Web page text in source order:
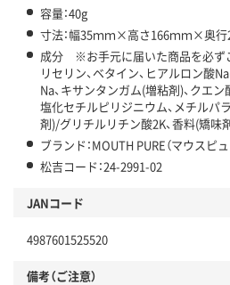
容量：40g
寸法：幅35ｍｍ×高さ166ｍｍ×奥行
成分 ※お手元に届いた商品を必ず
リセリン、ベタイン、ヒアルロン酸
Na、キサンタンガム(増粘剤)、クエン
塩化セチルピリジニウム、メチルパ
剤)/グリチルリチン酸2K、香料(矯味
ブランド：MOUTH PURE（マウスピュ
松吉コード：24-2991-02
JANコード
4987601525520
備考（ご注意）